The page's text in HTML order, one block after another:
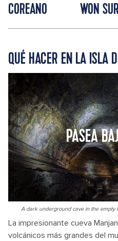
COREANO WON
QUÉ HACER EN LA ISLA
PASEA
A dark underground cave in the empty
La impresionante cueva
volcánicos más grandes del